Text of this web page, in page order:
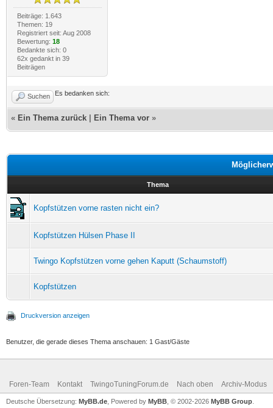
Beiträge: 1.643
Themen: 19
Registriert seit: Aug 2008
Bewertung: 18
Bedankte sich: 0
62x gedankt in 39
Beiträgen
Suchen Es bedanken sich:
« Ein Thema zurück Ein Thema vor »
Thema
Kopfstützen vorne rasten nicht ein?
Kopfstützen Hülsen Phase II
Twingo Kopfstützen vorne gehen Kaputt (Schaumstoff)
Kopfstützen
Druckversion anzeigen
Benutzer, die gerade dieses Thema anschauen: 1 Gast/Gäste
Foren-Team Kontakt TwingoTuningForum.de Nach oben Archiv-Modus
Deutsche Übersetzung: MyBB.de , Powered by MyBB , © 2002-2026 MyBB Group